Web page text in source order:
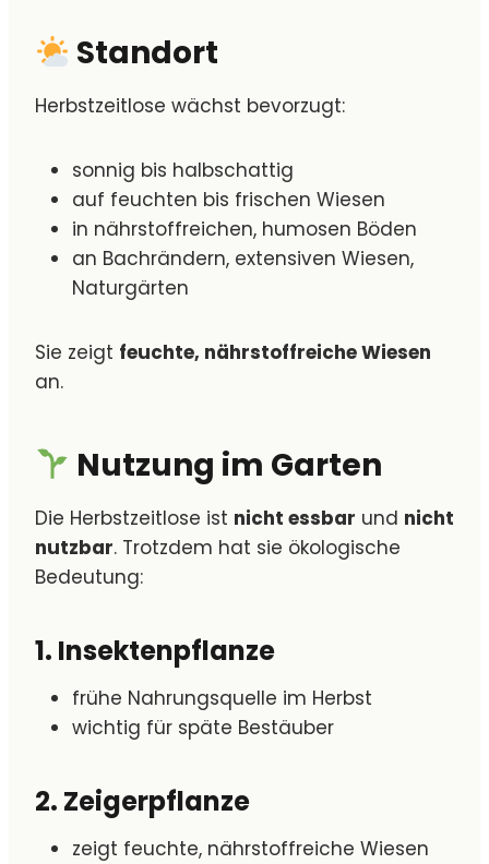
Standort
Herbstzeitlose wächst bevorzugt:
sonnig bis halbschattig
auf feuchten bis frischen Wiesen
in nährstoffreichen, humosen Böden
an Bachrändern, extensiven Wiesen,
Naturgärten
Sie zeigt feuchte, nährstoffreiche Wiesen
an.
Nutzung im Garten
Die Herbstzeitlose ist nicht essbar und nicht
nutzbar. Trotzdem hat sie ökologische
Bedeutung:
1. Insektenpflanze
frühe Nahrungsquelle im Herbst
wichtig für späte Bestäuber
2. Zeigerpflanze
zeigt feuchte, nährstoffreiche Wiesen